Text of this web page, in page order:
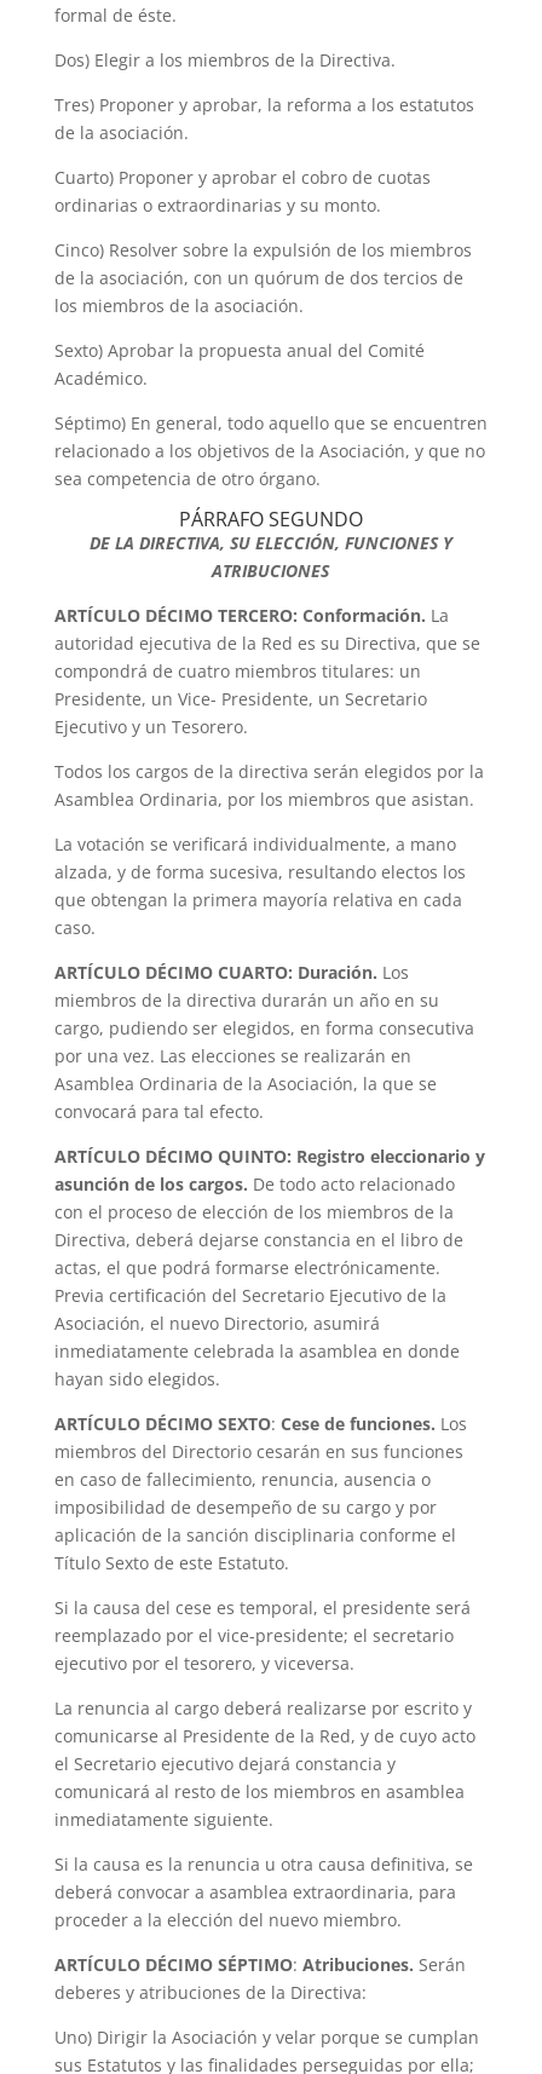
formal de éste.
Dos) Elegir a los miembros de la Directiva.
Tres) Proponer y aprobar, la reforma a los estatutos
de la asociación.
Cuarto) Proponer y aprobar el cobro de cuotas
ordinarias o extraordinarias y su monto.
Cinco) Resolver sobre la expulsión de los miembros
de la asociación, con un quórum de dos tercios de
los miembros de la asociación.
Sexto) Aprobar la propuesta anual del Comité
Académico.
Séptimo) En general, todo aquello que se encuentren
relacionado a los objetivos de la Asociación, y que no
sea competencia de otro órgano.
PÁRRAFO SEGUNDO
DE LA DIRECTIVA, SU ELECCIÓN, FUNCIONES Y
ATRIBUCIONES
ARTÍCULO DÉCIMO TERCERO: Conformación. La
autoridad ejecutiva de la Red es su Directiva, que se
compondrá de cuatro miembros titulares: un
Presidente, un Vice- Presidente, un Secretario
Ejecutivo y un Tesorero.
Todos los cargos de la directiva serán elegidos por la
Asamblea Ordinaria, por los miembros que asistan.
La votación se verificará individualmente, a mano
alzada, y de forma sucesiva, resultando electos los
que obtengan la primera mayoría relativa en cada
caso.
ARTÍCULO DÉCIMO CUARTO: Duración. Los
miembros de la directiva durarán un año en su
cargo, pudiendo ser elegidos, en forma consecutiva
por una vez. Las elecciones se realizarán en
Asamblea Ordinaria de la Asociación, la que se
convocará para tal efecto.
ARTÍCULO DÉCIMO QUINTO: Registro eleccionario y
asunción de los cargos. De todo acto relacionado
con el proceso de elección de los miembros de la
Directiva, deberá dejarse constancia en el libro de
actas, el que podrá formarse electrónicamente.
Previa certificación del Secretario Ejecutivo de la
Asociación, el nuevo Directorio, asumirá
inmediatamente celebrada la asamblea en donde
hayan sido elegidos.
ARTÍCULO DÉCIMO SEXTO: Cese de funciones. Los
miembros del Directorio cesarán en sus funciones
en caso de fallecimiento, renuncia, ausencia o
imposibilidad de desempeño de su cargo y por
aplicación de la sanción disciplinaria conforme el
Título Sexto de este Estatuto.
Si la causa del cese es temporal, el presidente será
reemplazado por el vice-presidente; el secretario
ejecutivo por el tesorero, y viceversa.
La renuncia al cargo deberá realizarse por escrito y
comunicarse al Presidente de la Red, y de cuyo acto
el Secretario ejecutivo dejará constancia y
comunicará al resto de los miembros en asamblea
inmediatamente siguiente.
Si la causa es la renuncia u otra causa definitiva, se
deberá convocar a asamblea extraordinaria, para
proceder a la elección del nuevo miembro.
ARTÍCULO DÉCIMO SÉPTIMO: Atribuciones. Serán
deberes y atribuciones de la Directiva:
Uno) Dirigir la Asociación y velar porque se cumplan
sus Estatutos y las finalidades perseguidas por ella;